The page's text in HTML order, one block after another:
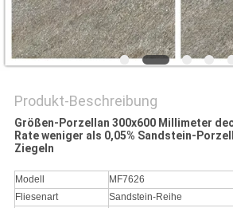
Produkt-Beschreibung
Größen-Porzellan 300x600 Millimeter
Rate weniger als 0,05% Sandstein-
Ziegeln
Modell
MF7626
Fliesenart
Sandstein-Reihe